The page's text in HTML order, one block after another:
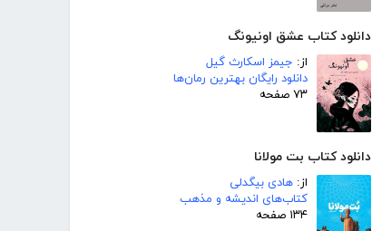
دانلود کتاب عشق اونیونگ
از: جیمز اسکارث گیل
دانلود رایگان بهترین رمان‌ها
۷۳ صفحه
دانلود کتاب بت مولانا
از: هادی بیگدلی
کتاب‌های اندیشه و مذهب
۱۳۴ صفحه